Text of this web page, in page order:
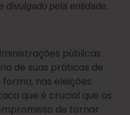
divulgado pela entidade.
públicas
de suas práticas de
nas eleições
que é crucial que os
de tornar